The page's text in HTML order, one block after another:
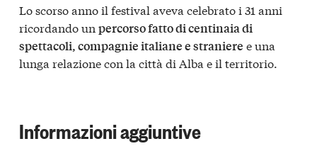
Lo scorso anno il festival aveva celebrato i 31 anni
ricordando un percorso fatto di centinaia di
spettacoli, compagnie italiane e straniere e una
lunga relazione con la città di Alba e il territorio.
Informazioni aggiuntive